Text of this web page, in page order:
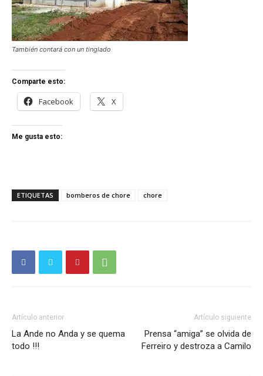
También contará con un tinglado
Comparte esto:
Facebook X
Me gusta esto:
ETIQUETAS bomberos de chore chore
Artículo anterior
La Ande no Anda y se quema
todo !!!
Artículo siguiente
Prensa “amiga” se olvida de
Ferreiro y destroza a Camilo